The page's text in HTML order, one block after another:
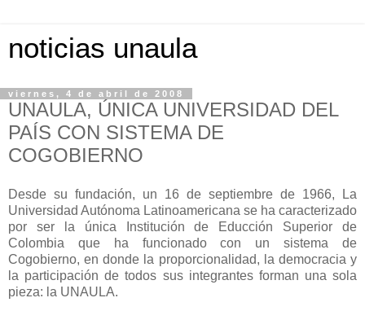
noticias unaula
viernes, 4 de abril de 2008
UNAULA, ÚNICA UNIVERSIDAD DEL
PAÍS CON SISTEMA DE
COGOBIERNO
Desde su fundación, un 16 de septiembre de 1966, La
Universidad Autónoma Latinoamericana se ha caracterizado
por ser la única Institución de Educción Superior de
Colombia que ha funcionado con un sistema de
Cogobierno, en donde la proporcionalidad, la democracia y
la participación de todos sus integrantes forman una sola
pieza: la UNAULA.